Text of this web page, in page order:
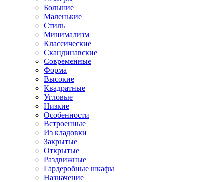
Большие
Маленькие
Стиль
Минимализм
Классические
Скандинавские
Современные
Форма
Высокие
Квадратные
Угловые
Низкие
Особенности
Встроенные
Из кладовки
Закрытые
Открытые
Раздвижные
Гардеробные шкафы
Назначение